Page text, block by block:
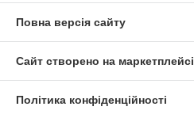
Повна версія сайту
Сайт створено на маркетплейсі
Політика конфіденційності